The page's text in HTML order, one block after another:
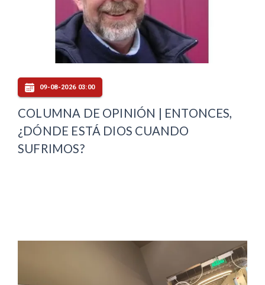
09-08-2026 03:00
COLUMNA DE OPINIÓN | ENTONCES,
¿DÓNDE ESTÁ DIOS CUANDO
SUFRIMOS?